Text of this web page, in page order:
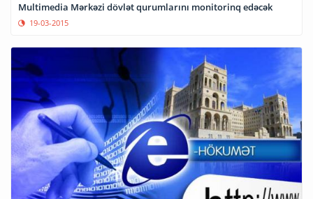
Multimedia Mərkəzi dövlət qurumlarını monitorinq edəcək
19-03-2015